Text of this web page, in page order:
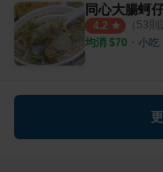
同心大腸蚵
4.2 （ 53則
均消 $70 ・ 小吃